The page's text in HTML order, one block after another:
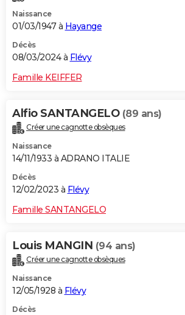
Dictionnaire
Biographies
Citations
Expressions
Proverbes
PROGRAMME TV
S'inscrire
Se connecter
Lycées
Collèges
Primaires
Universités
Entreprises
Service militaire
Avis de recherche
AVIS DE DÉCÈS
FORUM
Bricolage
Lifestyle
Culture
Sport
Auto
Television
Voyage
Cinema
Naissance
01/03/1947 à Hayange
Décès
08/03/2024 à Flévy
Famille KEIFFER
Alfio SANTANGELO (89 ans)
Créer une cagnotte obsèques
Naissance
14/11/1933 à ADRANO ITALIE
Décès
12/02/2023 à Flévy
Famille SANTANGELO
Louis MANGIN (94 ans)
Créer une cagnotte obsèques
Naissance
12/05/1928 à Flévy
Décès